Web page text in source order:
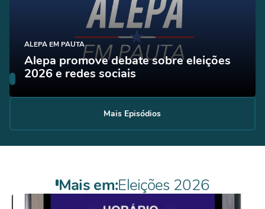
ALEPA EM PAUTA
Alepa promove debate sobre eleições
2026 e redes sociais
Mais Episódios
Mais em:Eleições 2026